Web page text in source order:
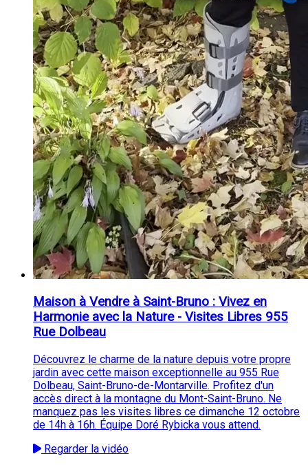
Maison à Vendre à Saint-Bruno : Vivez en
Harmonie avec la Nature - Visites Libres 955
Rue Dolbeau
Découvrez le charme de la nature depuis votre propre
jardin avec cette maison exceptionnelle au 955 Rue
Dolbeau, Saint-Bruno-de-Montarville. Profitez d'un
accès direct à la montagne du Mont-Saint-Bruno. Ne
manquez pas les visites libres ce dimanche 12 octobre
de 14h à 16h. Équipe Doré Rybicka vous attend.
Regarder la vidéo